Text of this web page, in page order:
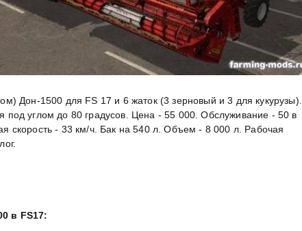
Дон-1500 для FS 17 и 6 жаток (3 зерновый и 3 для кукурузы).
под углом до 80 градусов. Цена - 55 000. Обслуживание - 50 в
скорость - 33 км/ч. Бак на 540 л. Объем - 8 000 л. Рабочая
в FS17: